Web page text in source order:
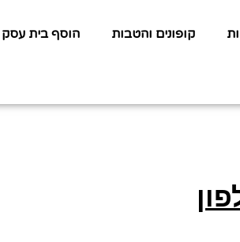
קופונים והטבות הוסף בית עסק